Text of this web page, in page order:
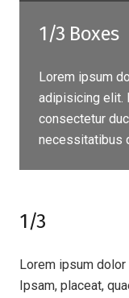
1/3 Boxes
Lorem ipsum
adipisicing elit.
consectetur
necessitatibus
1/3
Lorem ipsum
Ipsam, placeat,